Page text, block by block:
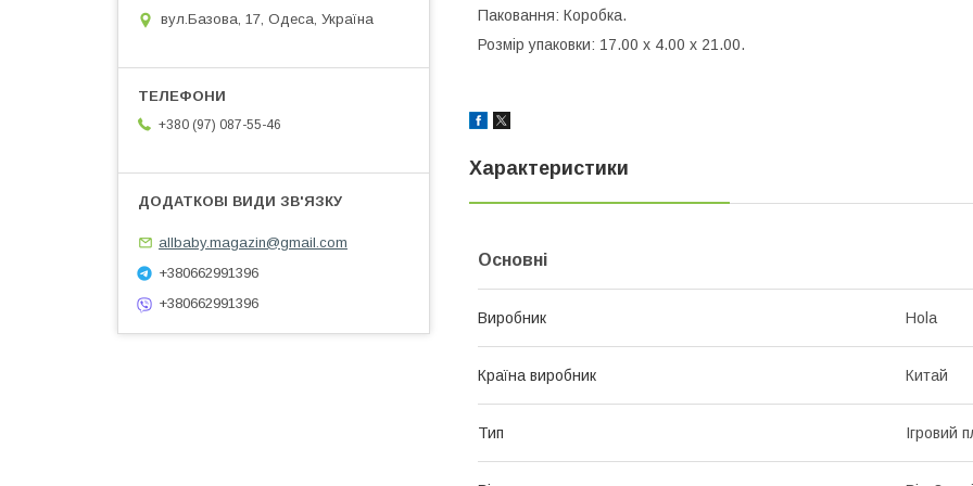
Паковання: Коробка.
Розмір упаковки: 17.00 x 4.00 x 21.00.
Характеристики
Основні
Виробник Hola
Країна виробник Китай
Тип Ігровий
вул.Базова, 17, Одеса, Україна
+380 (97) 087-55-46
allbaby.magazin@gmail.com
+380662991396
+380662991396